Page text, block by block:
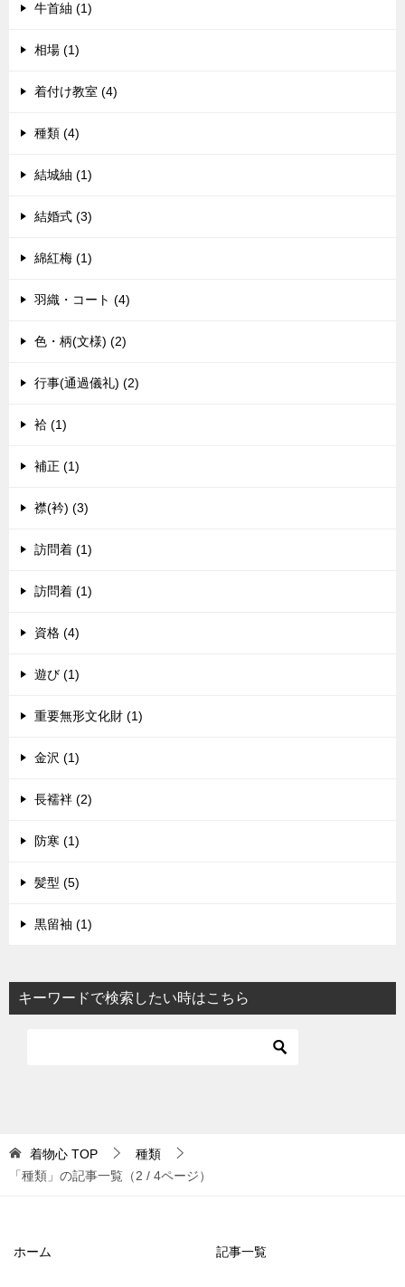
牛首紬 (1)
相場 (1)
着付け教室 (4)
種類 (4)
結城紬 (1)
結婚式 (3)
綿紅梅 (1)
羽織・コート (4)
色・柄(文様) (2)
行事(通過儀礼) (2)
袷 (1)
補正 (1)
襟(衿) (3)
訪問着 (1)
訪問着 (1)
資格 (4)
遊び (1)
重要無形文化財 (1)
金沢 (1)
長襦袢 (2)
防寒 (1)
髪型 (5)
黒留袖 (1)
キーワードで検索したい時はこちら
着物心 TOP
種類
「種類」の記事一覧（2 / 4ページ）
ホーム 記事一覧